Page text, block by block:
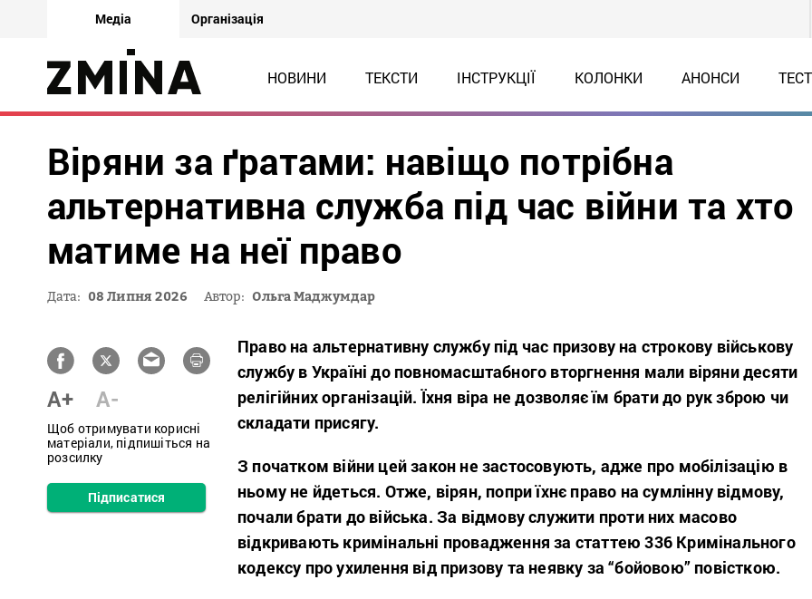
Медіа Організація
НОВИНИ ТЕКСТИ ІНСТРУКЦІЇ КОЛОНКИ АНОНСИ
Віряни за ґратами: навіщо потрібна
альтернативна служба під час війни та хто
матиме на неї право
Дата: 08 Липня 2026 Автор: Ольга Маджумдар
A+ A-
Щоб отримувати корисні
матеріали, підпишіться на
розсилку
Підписатися
Право на альтернативну службу під час призову на строкову військову
службу в Україні до повномасштабного вторгнення мали віряни десяти
релігійних організацій. Їхня віра не дозволяє їм брати до рук зброю чи
складати присягу.
З початком війни цей закон не застосовують, адже про мобілізацію в
ньому не йдеться. Отже, вірян, попри їхнє право на сумлінну відмову,
почали брати до війська. За відмову служити проти них масово
відкривають кримінальні провадження за статтею336 Кримінального
кодексу проухилення від призову та неявку за “бойовою” повісткою.